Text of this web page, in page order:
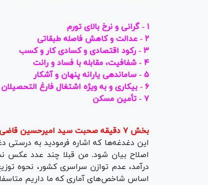
۱ - گرانی و نرخ بالای تورم
۲ - عدالت و کاهش فاصله طبقاتی
۳ - رکود اقتصادی و کسادی کار و کسب
۴ - شفافیت، مقابله با فساد و رانت
۵ - ساماندهی یارانه پنهان و آشکار
۶ - بیکاری و به ویژه اشتغال فارغ التحصیلان
۷ - تأمین مسکن
بخش ۷ دقیقه صحبت سید امیرحسین قاضی‌زاده هاشمی
این دغدغه‌ها که اشاره فرمودید به
اصلاح بیان شود. من قبلا چند عدد عکس
اساس شاخص‌های آماری که ما داریم